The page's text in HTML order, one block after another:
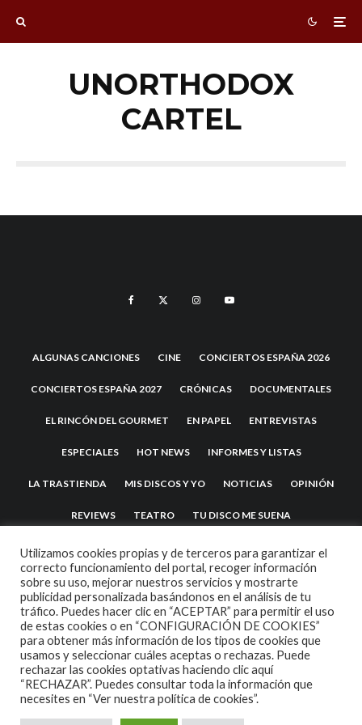
UNORTHODOX
CARTEL
ALGUNAS CANCIONES CINE CONCIERTOS ESPAÑA 2026
CONCIERTOS ESPAÑA 2027 CRÓNICAS DOCUMENTALES
EL RINCÓN DEL GOURMET EN PAPEL ENTREVISTAS
ESPECIALES HOT NEWS INFORMES Y LISTAS
LA TRASTIENDA MIS DISCOS Y YO NOTICIAS OPINIÓN
REVIEWS TEATRO TU DISCO ME SUENA
2007 COPYRIGHT -CODETIPITHEME
Utilizamos cookies propias y de terceros para garantizar el
correcto funcionamiento del portal, recoger información
sobre su uso, mejorar nuestros servicios y mostrarte
publicidad personalizada basándonos en el análisis de tu
tráfico. Puedes hacer clic en “ACEPTAR” para permitir el uso
de estas cookies o en “CONFIGURACIÓN DE COOKIES”
para obtener más información de los tipos de cookies que
usamos y seleccionar cuáles aceptas o rechazas. Puede
rechazar las cookies optativas haciendo clic aquí
“RECHAZAR”. Puedes consultar toda la información que
necesites en “Ver nuestra política de cookies”.